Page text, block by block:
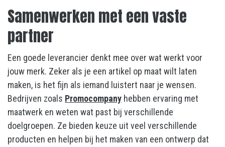
Samenwerken met een vaste
partner
Een goede leverancier denkt mee over wat werkt voor
jouw merk. Zeker als je een artikel op maat wilt laten
maken, is het fijn als iemand luistert naar je wensen.
Bedrijven zoals Promocompany hebben ervaring met
maatwerk en weten wat past bij verschillende
doelgroepen. Ze bieden keuze uit veel verschillende
producten en helpen bij het maken van een ontwerp dat